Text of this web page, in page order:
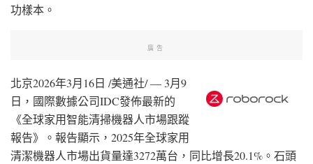
功樣本。
廣告
北京2026年3月16日 /美通社/ — 3月9
日，國際數據公司IDC發佈最新的
《全球家用智能清掃機器人市場跟蹤
報告》。報告顯示，2025年全球家用
清潔機器人市場出貨量達3272萬台，同比增長20.1%。石頭